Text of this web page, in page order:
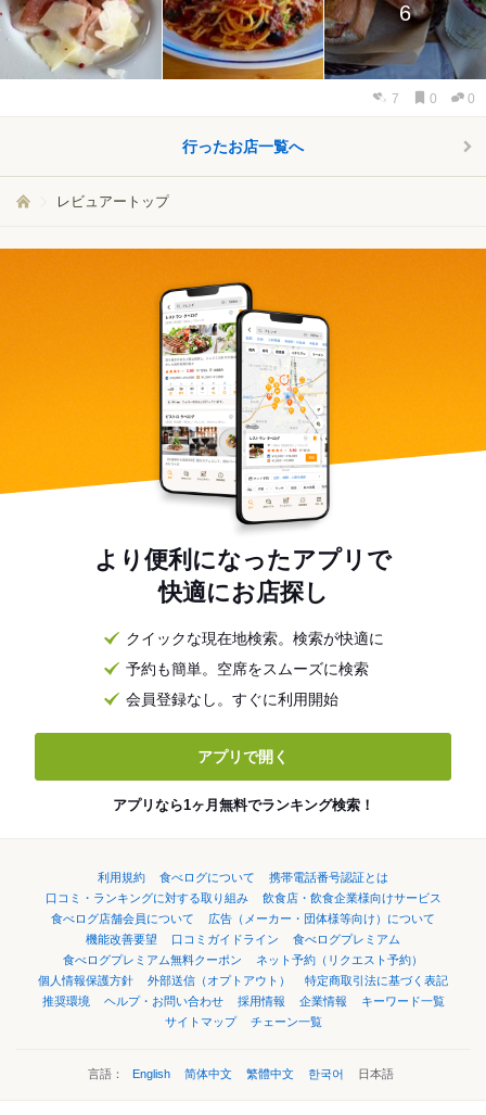
6
7 0 0
行ったお店一覧へ
レビュアートップ
より便利になったアプリで
快適にお店探し
クイックな現在地検索。検索が快適に
予約も簡単。空席をスムーズに検索
会員登録なし。すぐに利用開始
アプリで開く
アプリなら1ヶ月無料でランキング検索！
利用規約 食べログについて
携帯電話番号認証とは
口コミ・ランキングに対する取り組み
飲食店・飲食企業様向けサービス
食べログ店舗会員について
広告（メーカー・団体様等向け）について
機能改善要望
口コミガイドライン
食べログプレミアム
食べログプレミアム無料クーポン
ネット予約（リクエスト予約）
個人情報保護方針
外部送信（オプトアウト）
特定商取引法に基づく表記
推奨環境
ヘルプ・お問い合わせ 採用情報 企業情報
キーワード一覧
サイトマップ
チェーン一覧
言語： English 简体中文 繁體中文 한국어 日本語